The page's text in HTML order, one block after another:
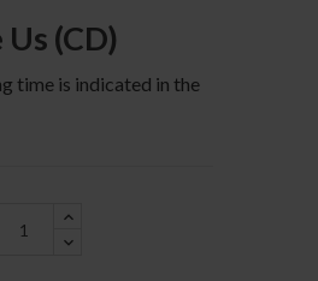
(CD)
time is indicated in the